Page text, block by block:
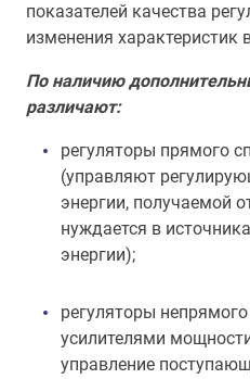
показателей качества
изменения характеристик
По наличию
различают:
регуляторы прямого
(управляют
энергии, получаемой
нуждается в
энергии);
регуляторы
усилителями
управление